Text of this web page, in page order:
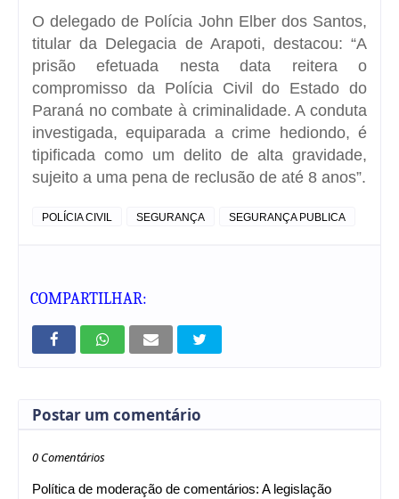
O delegado de Polícia John Elber dos Santos,
titular da Delegacia de Arapoti, destacou: “A
prisão efetuada nesta data reitera o
compromisso da Polícia Civil do Estado do
Paraná no combate à criminalidade. A conduta
investigada, equiparada a crime hediondo, é
tipificada como um delito de alta gravidade,
sujeito a uma pena de reclusão de até 8 anos”.
POLÍCIA CIVIL SEGURANÇA SEGURANÇA PUBLICA
COMPARTILHAR:
Postar um comentário
0 Comentários
Política de moderação de comentários: A legislação